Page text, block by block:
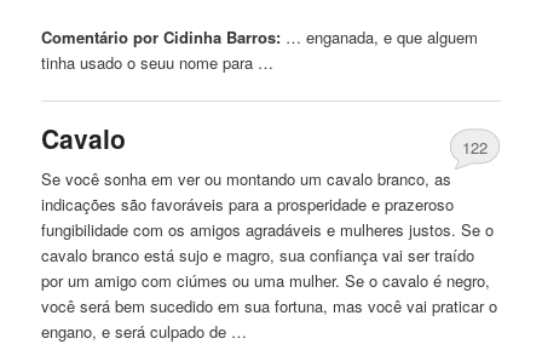
Comentário por Cidinha Barros: … enganada, e quealguem
tinha usado o seuu nome para …
Cavalo
122
Se você sonhaem ver ou montando um cavalo branco, as
indicações são favoráveis ​​para a prosperidade e prazeroso
fungibilidade com os amigos agradáveis ​​e mulheres justos. Se o
cavalo branco está sujo e magro, sua confiança vai ser traído
por um amigo com ciúmes ou uma mulher. Se o cavalo é negro,
você será bem sucedidoem sua fortuna, mas você vai praticar o
engano, e será culpado de …